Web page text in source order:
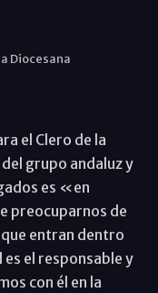
Diocesana
el Clero de la
grupo andaluz y
es «en
preocuparnos de
entran dentro
el responsable y
con él en la